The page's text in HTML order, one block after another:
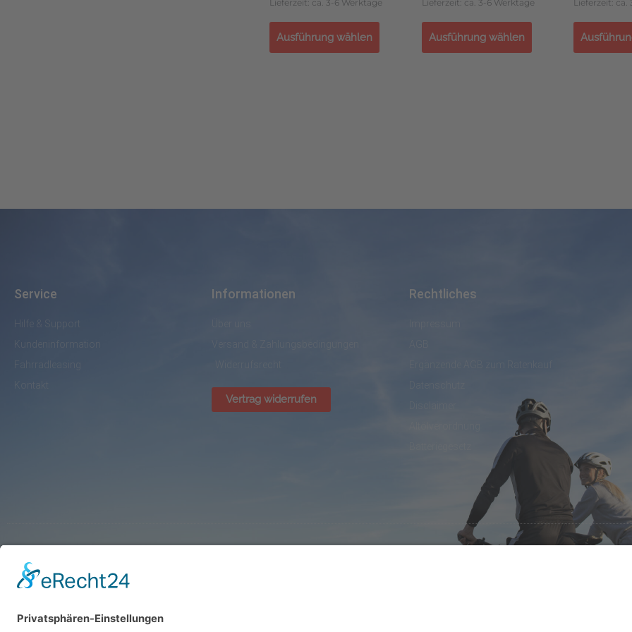
Lieferzeit: ca. 3-6 Werktage
Ausführung wählen
Lieferzeit: ca. 3-6 Werktage
Ausführung wählen
Lieferzeit: ca.
Service
Hilfe & Support
Informationen
Vertrag widerrufen
Rechtliches